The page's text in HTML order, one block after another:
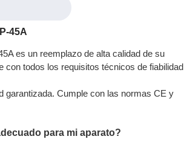
45A
es un reemplazo de alta calidad de su
con todos los requisitos técnicos de fiabilidad
garantizada. Cumple con las normas CE y
para mi aparato?